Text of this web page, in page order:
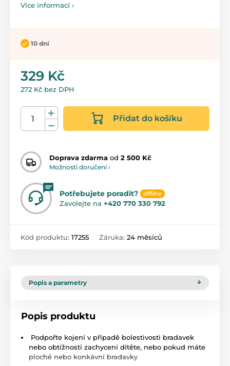
Více informací ›
10 dní
329 Kč
272 Kč bez DPH
Přidat do košíku
Doprava zdarma od 2 500 Kč
Možnosti doručení ›
Potřebujete poradit? offline
Zavolejte na +420 770 330 792
Kód produktu: 17255 Záruka: 24 měsíců
Popis a parametry
Popis produktu
Podpořte kojení v případě bolestivosti bradavek
nebo obtížnosti zachycení dítěte, nebo pokud máte
ploché nebo konkávní bradavky